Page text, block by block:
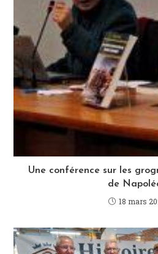
Une conférence sur les
de
18 mars